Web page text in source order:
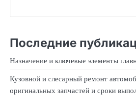
Последние
Назначение и ключевые элементы
Кузовной и слесарный ремонт
оригинальных запчастей и сроки